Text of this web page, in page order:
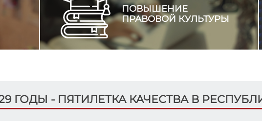
ПОВЫШЕНИЕ
ПРАВОВОЙ КУЛЬТУРЫ
ГОДЫ - ПЯТИЛЕТКА КАЧЕСТВА В